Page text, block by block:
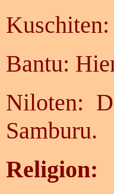
Bantu:
Niloten:
Samburu.
Religion: